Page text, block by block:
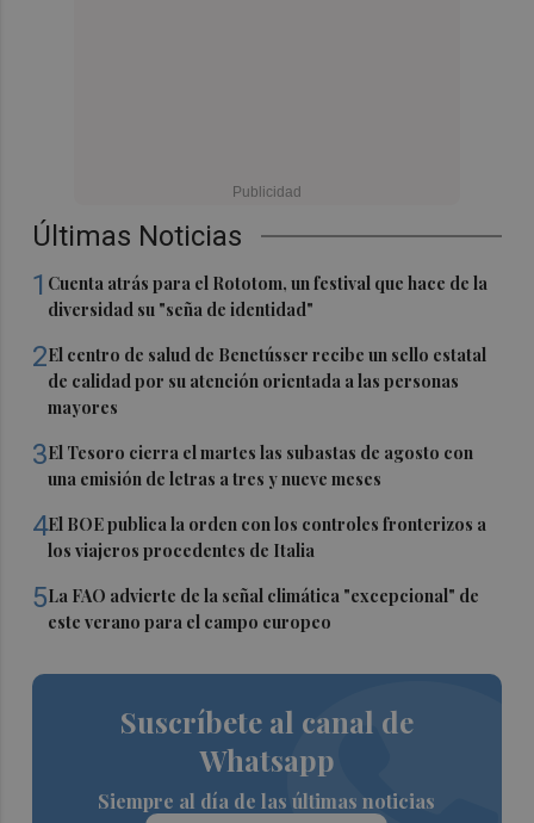
Últimas Noticias
1 Cuenta atrás para el Rototom, un festival que hace de la
diversidad su "seña de identidad"
2El centro de salud de Benetússer recibe un sello estatal
de calidad por su atención orientada a las personas
mayores
3El Tesoro cierra el martes las subastas de agosto con
una emisión de letras a tres y nueve meses
4El BOE publica la orden con los controles fronterizos a
los viajeros procedentes de Italia
5La FAO advierte de la señal climática "excepcional" de
este verano para el campo europeo
Suscríbete al canal de
Whatsapp
Siempre al día de las últimas noticias